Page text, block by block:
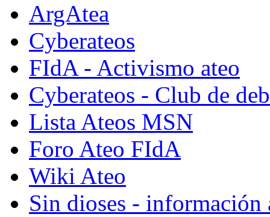
ArgAtea
Cyberateos
FIdA - Activismo ateo
Cyberateos - Club de
Lista Ateos MSN
Foro Ateo FIdA
Wiki Ateo
Sin dioses - información